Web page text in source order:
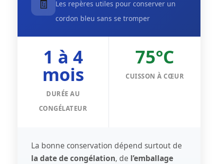
Les repères utiles pour conserver un
cordon bleu sans se tromper
1 à 4
mois
DURÉE AU
CONGÉLATEUR
75°C
CUISSON À CŒUR
La bonne conservation dépend surtout de
la date de congélation, de l’emballage